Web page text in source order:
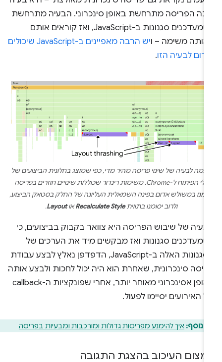
הפריסה מתרחשת באופן סינכרוני. הבעיה מתרחשת
כשמעדכנים סגנונות ב-JavaScript, ואז קוראים אותם
משימה – ו
יש הרבה מאפיינים ב-JavaScript שיכולים
לבעיה הזו .
לבעיה של שינוי פריסה מהיר מדי, כפי שמוצג בחלונית הביצועים של
כלי הפיתוח ל-Chrome. משימות רינדור שכוללות שינויים חוזרים בפריסה
במשולש אדום בפינה השמאלית העליונה של החלק בסטאק הביצוע,
ולרוב יסומנו בתוויתRecalculate StyleאוLayout
.
של שיבוש הפריסה היא צוואר בקבוק בביצועים, כי
סגנונות ואז מבקשים מיד את הערכים של
הסגנונות האלה ב-JavaScript, הדפדפן נאלץ לבצע עבודת
סינכרונית, שאחרת הוא היה יכול לחכות ולבצע אותה
באופן אסינכרוני מאוחר יותר, אחרי שפונקציות ה-callback
האירועים יסיימו לפעול.
נוסף:איך להימנע מפריסות גדולות ומורכבות ומבעיות בפריסה
העיכוב בהצגת התגובה